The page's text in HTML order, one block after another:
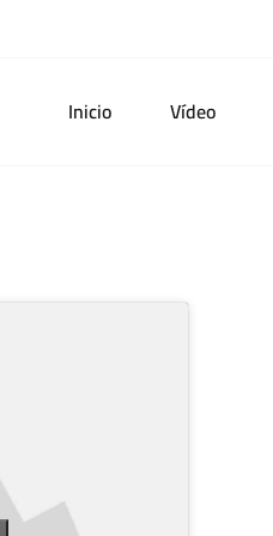
Inicio Vídeo